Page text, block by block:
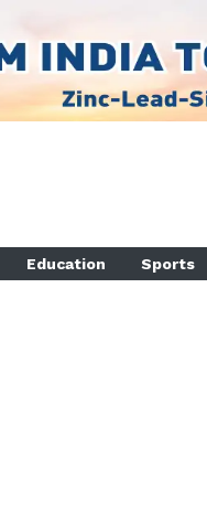
Education Sports